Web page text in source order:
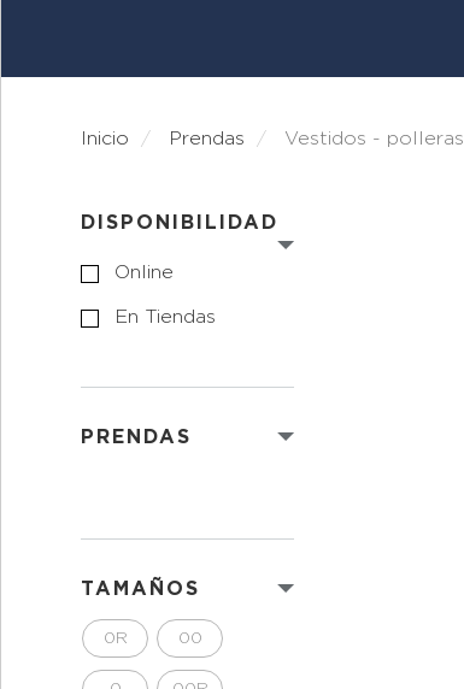
Inicio prendas vestidos - polleras
DISPONIBILIDAD
Online
En Tiendas
PRENDAS
TAMAÑOS
0R 00